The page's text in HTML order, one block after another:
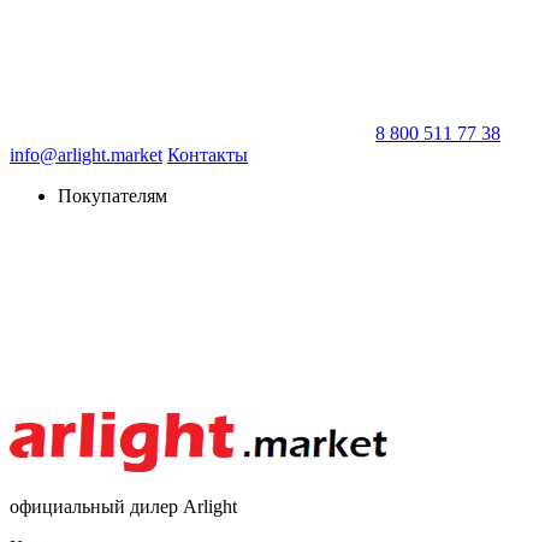
8 800 511 77 38
info@arlight.market Контакты
Покупателям
официальный дилер Arlight